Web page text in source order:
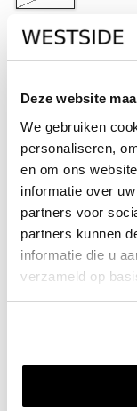
Deze website
We gebruiken
personaliseren,
en om ons
informatie over
partners voor
partners kunnen
informatie die u
verzameld op
QUANTITY
Out of stock
Details